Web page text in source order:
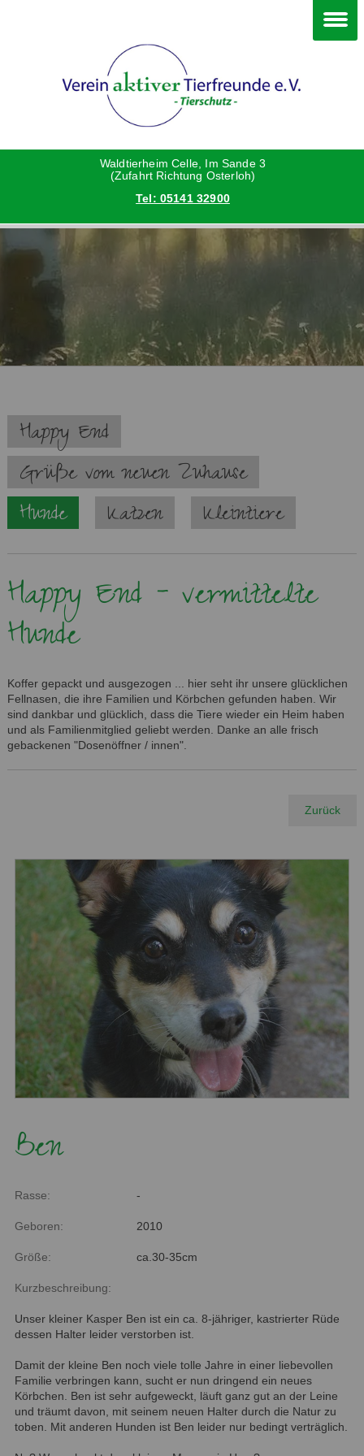
Waldtierheim Celle, Im Sande 3
(Zufahrt Richtung Osterloh)
Tel: 05141 32900
Navigation
überspringen
Happy End
Grüße vom neuen Zuhause
Hunde
Katzen Kleintiere
Happy End - vermittelte
Hunde
Koffer gepackt und ausgezogen ... hier seht ihr unsere glücklichen
Fellnasen, die ihre Familien und Körbchen gefunden haben. Wir
sind dankbar und glücklich, dass die Tiere wieder ein Heim haben
und als Familienmitglied geliebt werden. Danke an alle frisch
gebackenen "Dosenöffner / innen".
Zurück
Ben
Rasse: -
Geboren: 2010
Größe: ca.30-35cm
Kurzbeschreibung:
Unser kleiner Kasper Ben ist ein ca. 8-jähriger, kastrierter Rüde
dessen Halter leider verstorben ist.
Damit der kleine Ben noch viele tolle Jahre in einer liebevollen
Familie verbringen kann, sucht er nun dringend ein neues
Körbchen. Ben ist sehr aufgeweckt, läuft ganz gut an der Leine
und träumt davon, mit seinem neuen Halter durch die Natur zu
toben. Mit anderen Hunden ist Ben leider nur bedingt verträglich.
Katzen
Vermittlungshilfe privat
Danke an die Helfer
Vorstand
Satzung